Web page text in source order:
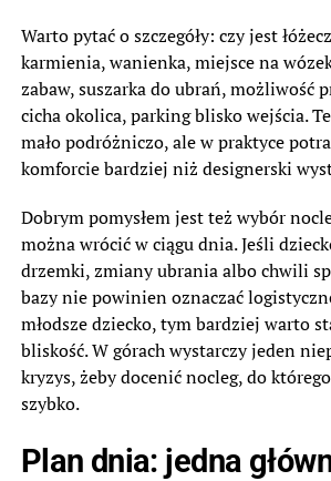
Warto pytać o szczegóły: czy jest
karmienia, wanienka, miejsce na
zabaw, suszarka do ubrań, możliwość
cicha okolica, parking blisko wejścia.
mało podróżniczo, ale w praktyce
komforcie bardziej niż designerski
Dobrym pomysłem jest też wybór
można wrócić w ciągu dnia. Jeśli
drzemki, zmiany ubrania albo chwili
bazy nie powinien oznaczać
młodsze dziecko, tym bardziej warto
bliskość. W górach wystarczy jeden
kryzys, żeby docenić nocleg, do
szybko.
Plan dnia: jedna